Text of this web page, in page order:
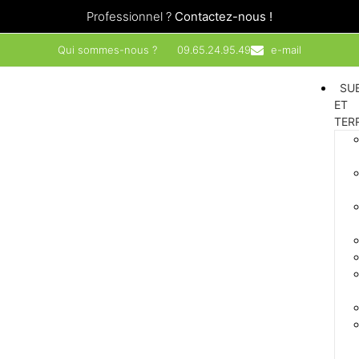
Professionnel ? Contactez-nous !
Qui sommes-nous ? 09.65.24.95.49 e-mail
ET